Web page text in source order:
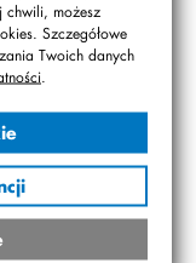
chwili, możesz
Szczegółowe
Twoich danych
się również
w gronie
na 30-lecie
to następujący
z kl. 3b, Nina
z kl. 1b,
z kl. 1b,
Zuzanna
Antonina